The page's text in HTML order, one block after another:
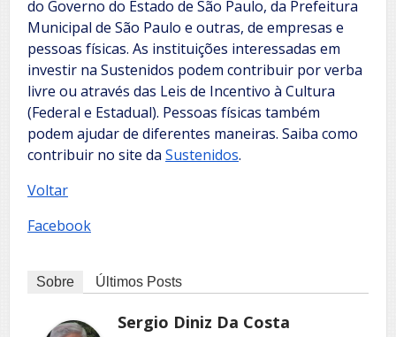
do Governo do Estado de São Paulo, da Prefeitura
Municipal de São Paulo e outras, de empresas e
pessoas físicas. As instituições interessadas em
investir na Sustenidos podem contribuir por verba
livre ou através das Leis de Incentivo à Cultura
(Federal e Estadual). Pessoas físicas também
podem ajudar de diferentes maneiras. Saiba como
contribuir no site da Sustenidos.
Voltar
Facebook
Sobre Últimos Posts
Sergio Diniz Da Costa